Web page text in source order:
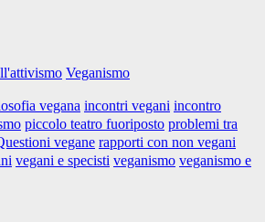
Veganismo
vegana incontri vegani incontro
piccolo teatro fuoriposto problemi tra
vegane rapporti con non vegani
vegani e specisti veganismo veganismo e